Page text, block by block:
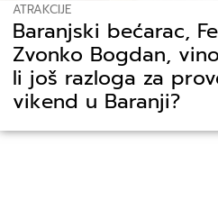
ATRAKCIJE
Baranjski bećarac,
Zvonko Bogdan,
li još razloga za
vikend u Baranji?